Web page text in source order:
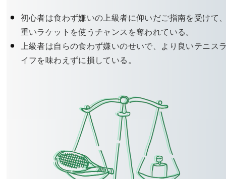
初心者は食わず嫌いの上級者に仰いだご指南を受けて
重いラケットを使うチャンスを奪われている。
上級者は自らの食わず嫌いのせいで、より良いテニス
イフを味わえずに損している。